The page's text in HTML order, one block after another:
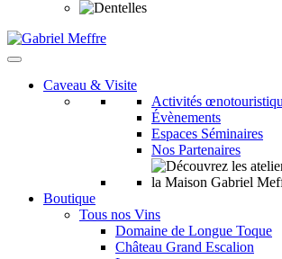
Caveau & Visite
Activités
Évènements
Espaces Séminaires
Nos Partenaires
Boutique
Tous nos Vins
Domaine de Longue Toque
Château Grand Escalion